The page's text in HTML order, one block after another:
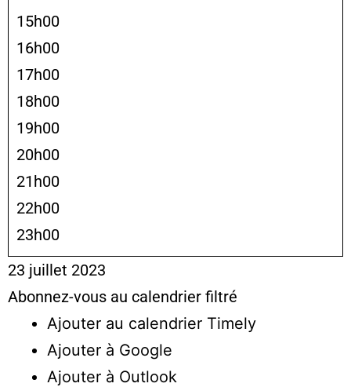
15h00
16h00
17h00
18h00
19h00
20h00
21h00
22h00
23h00
23 juillet 2023
Abonnez-vous au calendrier filtré
Ajouter au calendrier Timely
Ajouter à Google
Ajouter à Outlook